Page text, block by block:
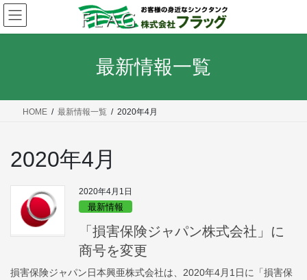
コ
ン
テ
ン
プ
ナ
ビ
ゲ
ー
動
最新情報一覧
HOME 最新情報一覧 2020年4月
2020年4月
2020年4月1日
最新情報
「損害保険ジャパン株式会社」に
商号を変更
損害保険ジャパン日本興亜株式会社は、2020年4月1日に「損害保